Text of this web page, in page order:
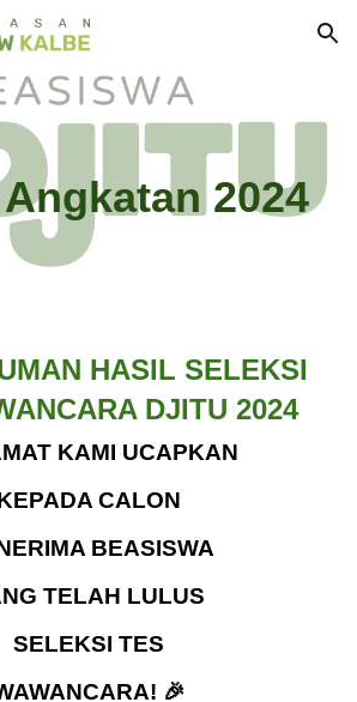
Skip to navigation
2024
HASIL SELEKSI
DJITU 2024
KAMI UCAPKAN
CALON
BEASISWA
TELAH LULUS
SELEKSI TES
🎉